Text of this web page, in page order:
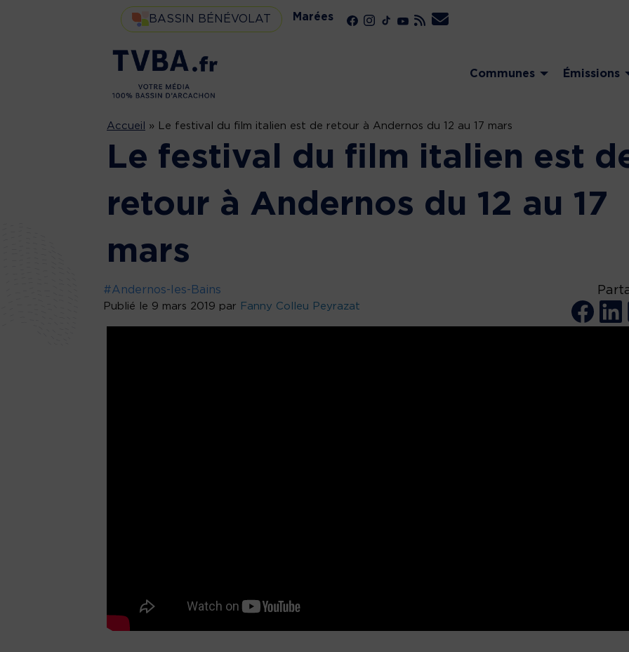
BASSIN BÉNÉVOLAT Marées
Communes Émissions
Accueil » Le festival du film italien est de retour à Andernos du 12 au 17 mars
Le festival du film italien est
retour à Andernos du 12 au 17
mars
#Andernos-les-Bains
Publié le 9 mars 2019 par Fanny Colleu Peyrazat